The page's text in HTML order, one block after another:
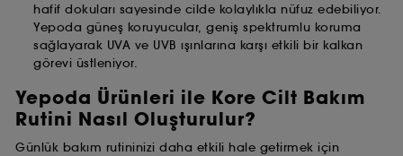
hafif dokuları sayesinde cilde kolaylıkla nüfuz edebiliyor.
Yepoda güneş koruyucular, geniş spektrumlu koruma
sağlayarak UVA ve UVB ışınlarına karşı etkili bir kalkan
görevi üstleniyor.
Yepoda Ürünleri ile Kore Cilt Bakım
Rutini Nasıl Oluşturulur?
Günlük bakım rutininizi daha etkili hale getirmek için